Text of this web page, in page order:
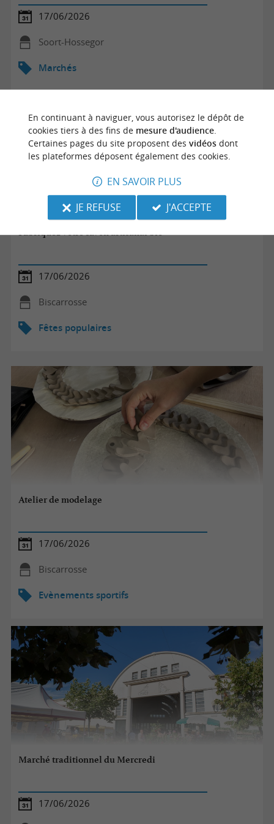
17/06/2026
Soort-Hossegor
Marchés
Fabriquez votre savon artisanal bio
17/06/2026
Biscarrosse
Fêtes populaires
Atelier de modelage
17/06/2026
Biscarrosse
Evènements sportifs
Marché traditionnel du Mercredi
17/06/2026
En continuant à naviguer, vous autorisez le dépôt de
cookies tiers à des fins de mesure d'audience.
Certaines pages du site proposent des vidéosdont
les plateformes déposent également des cookies.
EN SAVOIR PLUS
JE REFUSE
J'ACCEPTE